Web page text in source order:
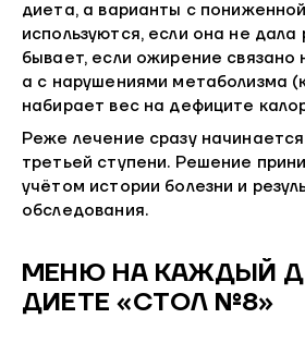
диета, а варианты с
используются, если она не дала
бывает, если ожирение
а с нарушениями метаболизма
набирает вес на дефиците
Реже лечение сразу
третьей ступени. Решение
учётом истории болезни и
обследования.
МЕНЮ НА КАЖДЫЙ
ДИЕТЕ «СТОЛ №8»